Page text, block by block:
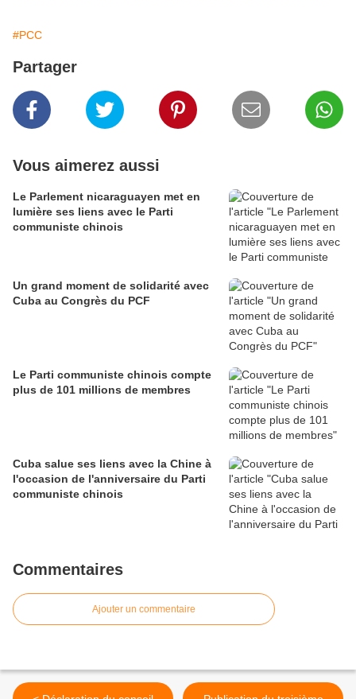
#PCC
Partager
Vous aimerez aussi
Le Parlement nicaraguayen met en
lumière ses liens avec le Parti
communiste chinois
Un grand moment de solidarité avec
Cuba au Congrès du PCF
Le Parti communiste chinois compte
plus de 101 millions de membres
Cuba salue ses liens avec la Chine à
l'occasion de l'anniversaire du Parti
communiste chinois
Commentaires
Ajouter un commentaire